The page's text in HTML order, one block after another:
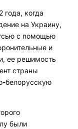
года, когда
на Украину,
с помощью
и
ее решимость
страны
белорусскую
были